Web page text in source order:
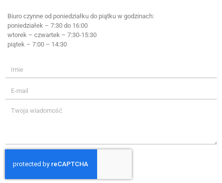
Biuro czynne od poniedziałku do piątku w godzinach:
poniedziałek – 7:30 do 16:00
wtorek – czwartek – 7:30-15:30
piątek – 7:00 – 14:30